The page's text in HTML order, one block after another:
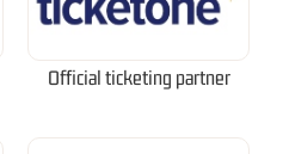
Official ticketing partner